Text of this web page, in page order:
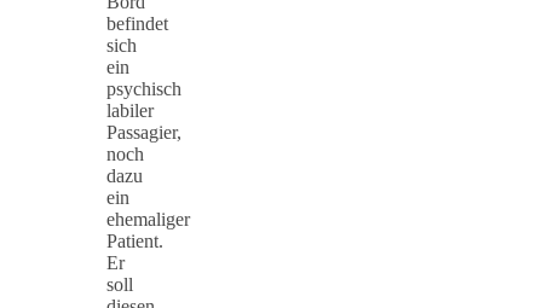
befindet
sich
ein
psychisch
labiler
Passagier,
noch
dazu
ein
ehemaliger
Patient.
Er
soll